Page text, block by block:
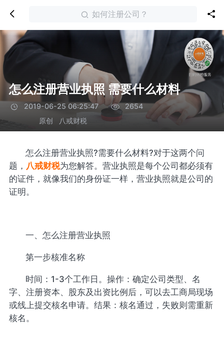
如何注册公司？
怎么注册营业执照 需要什么材料
2019-06-25 06:25:47
2654
原创
八戒财税
怎么注册营业执照?需要什么材料?对于这两个问
题， 八戒财税为您解答。营业执照是每个公司都必须有
的证件，就像我们的身份证一样，营业执照就是公司的
证明。
一、怎么注册营业执照
第一步核准名称
时间：1-3个工作日。操作：确定公司类型、名
字、注册资本、股东及出资比例后，可以去工商局现场
或线上提交核名申请。结果：核名通过，失败则需重新
核名。